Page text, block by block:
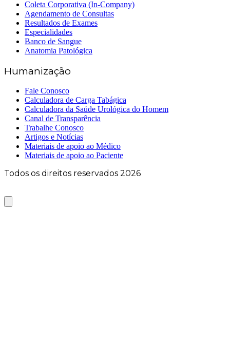
Coleta Corporativa (In-Company)
Agendamento de Consultas
Resultados de Exames
Especialidades
Banco de Sangue
Anatomia Patológica
Humanização
Fale Conosco
Calculadora de Carga Tabágica
Calculadora da Saúde Urológica do Homem
Canal de Transparência
Trabalhe Conosco
Artigos e Notícias
Materiais de apoio ao Médico
Materiais de apoio ao Paciente
Todos os direitos reservados 2026